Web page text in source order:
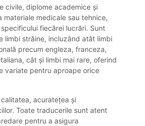
civile, diplome academice și
materiale medicale sau tehnice,
fiecărei lucrări. Sunt
limbi străine, incluzând atât limbi
precum engleza, franceza,
cât și limbi mai rare, oferind
variate pentru aproape orice
acuratețea și
Toate traducerile sunt atent
pentru a asigura